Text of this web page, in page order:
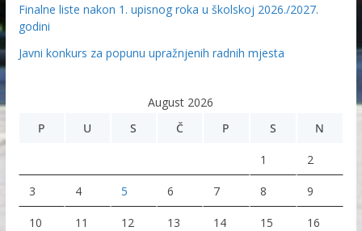
Finalne liste nakon 1. upisnog roka u školskoj 2026./2027.
godini
Javni konkurs za popunu upražnjenih radnih mjesta
August 2026
P
U S Č P S N
1 2
3 4 5 6 7 8 9
10 11 12 13 14 15 16